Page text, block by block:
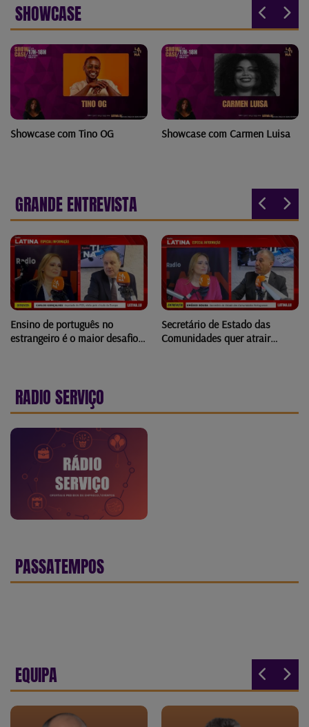
SHOWCASE
Showcase com Tino OG Showcase com Carmen Luisa
GRANDE ENTREVISTA
Ensino de português no
estrangeiro é o maior desafio
Secretário de Estado das
Comunidades quer atrair
RADIO SERVIÇO
PASSATEMPOS
EQUIPA